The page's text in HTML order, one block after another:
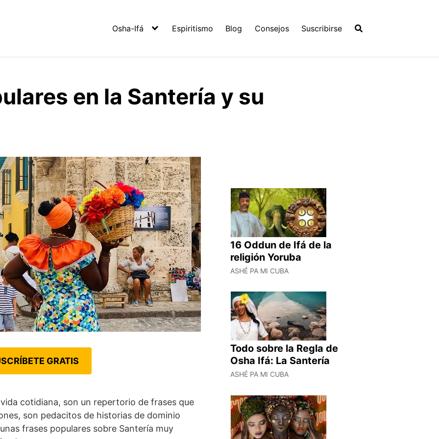
Osha-Ifá Espiritismo Blog Consejos Suscribirse
en la Santería y su
GRATIS
cotidiana, son un repertorio de frases que
son pedacitos de historias de dominio
frases populares sobre Santería muy
16 Oddun de Ifá de la
religión Yoruba
ASHÉ PA MI CUBA
Todo sobre la Regla de
Osha Ifá: La Santería
ASHÉ PA MI CUBA